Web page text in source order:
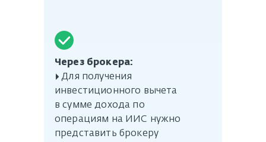
Через брокера:
▸ Для получения
инвестиционного вычета
в сумме дохода по
операциям на ИИС нужно
представить брокеру